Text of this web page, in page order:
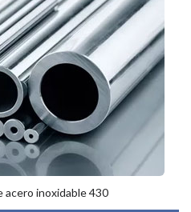
acero inoxidable 430